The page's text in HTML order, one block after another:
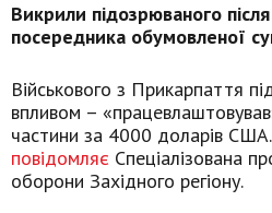
Викрили підозрюваного
посередника обумовленої
Військового з Прикарпаття
впливом –
частини за 4000 доларів
повідомляє Спеціалізована
оборони Західного регіону.